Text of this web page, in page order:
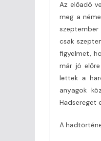
Az előadó
meg a
csak
figyelmet,
már jó
lettek a
anyagok
Hadsereget
A